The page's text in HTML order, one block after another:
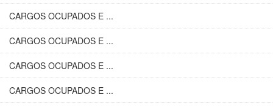
CARGOS OCUPADOS E ...
CARGOS OCUPADOS E ...
CARGOS OCUPADOS E ...
CARGOS OCUPADOS E ...